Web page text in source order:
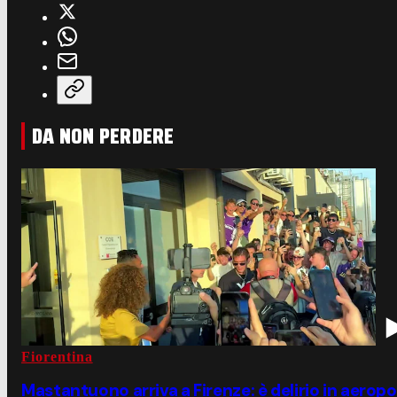
DA NON PERDERE
Fiorentina
Mastantuono arriva a Firenze: è delirio in